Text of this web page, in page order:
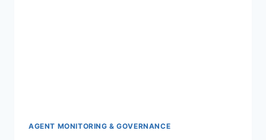
AGENT MONITORING & GOVERNANCE